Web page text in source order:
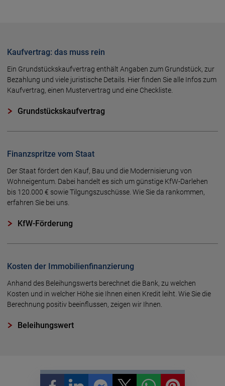
Kaufvertrag: das muss rein
Ein Grundstückskaufvertrag enthält Angaben zum Grundstück, zur
Bezahlung und viele juristische Details. Hier finden Sie alle Infos zum
Kaufvertrag, einen Mustervertrag und eine Checkliste.
Grundstückskaufvertrag
Finanzspritze vom Staat
Der Staat fördert den Kauf, Bau und die Modernisierung von
Wohneigentum. Dabei handelt es sich um günstige KfW-Darlehen
bis 120.000 € sowie Tilgungszuschüsse. Wie Sie da rankommen,
erfahren Sie bei uns.
KfW-Förderung
Kosten der Immobilienfinanzierung
Anhand des Beleihungswerts berechnet die Bank, zu welchen
Kosten und in welcher Höhe sie Ihnen einen Kredit leiht. Wie Sie die
Berechnung positiv beeinflussen, zeigen wir Ihnen.
Beleihungswert